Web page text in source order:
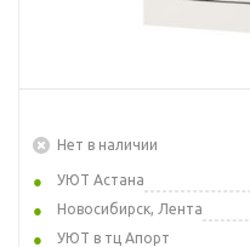
Нет в наличии
УЮТ Астана
Новосибирск, Лента
УЮТ в тц Апорт